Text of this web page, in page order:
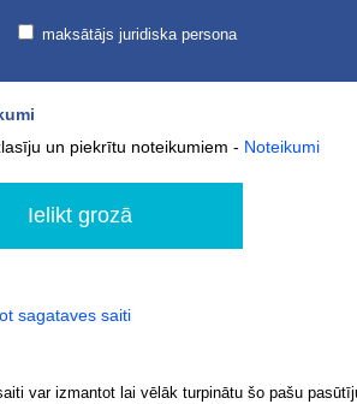
maksātājs juridiska persona
un piekrītu noteikumiem - Noteikumi
sagataves saiti
var izmantot lai vēlāk turpinātu šo pašu